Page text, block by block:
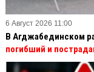
6 Август 2026 11:00
В Агджабединском
погибший и